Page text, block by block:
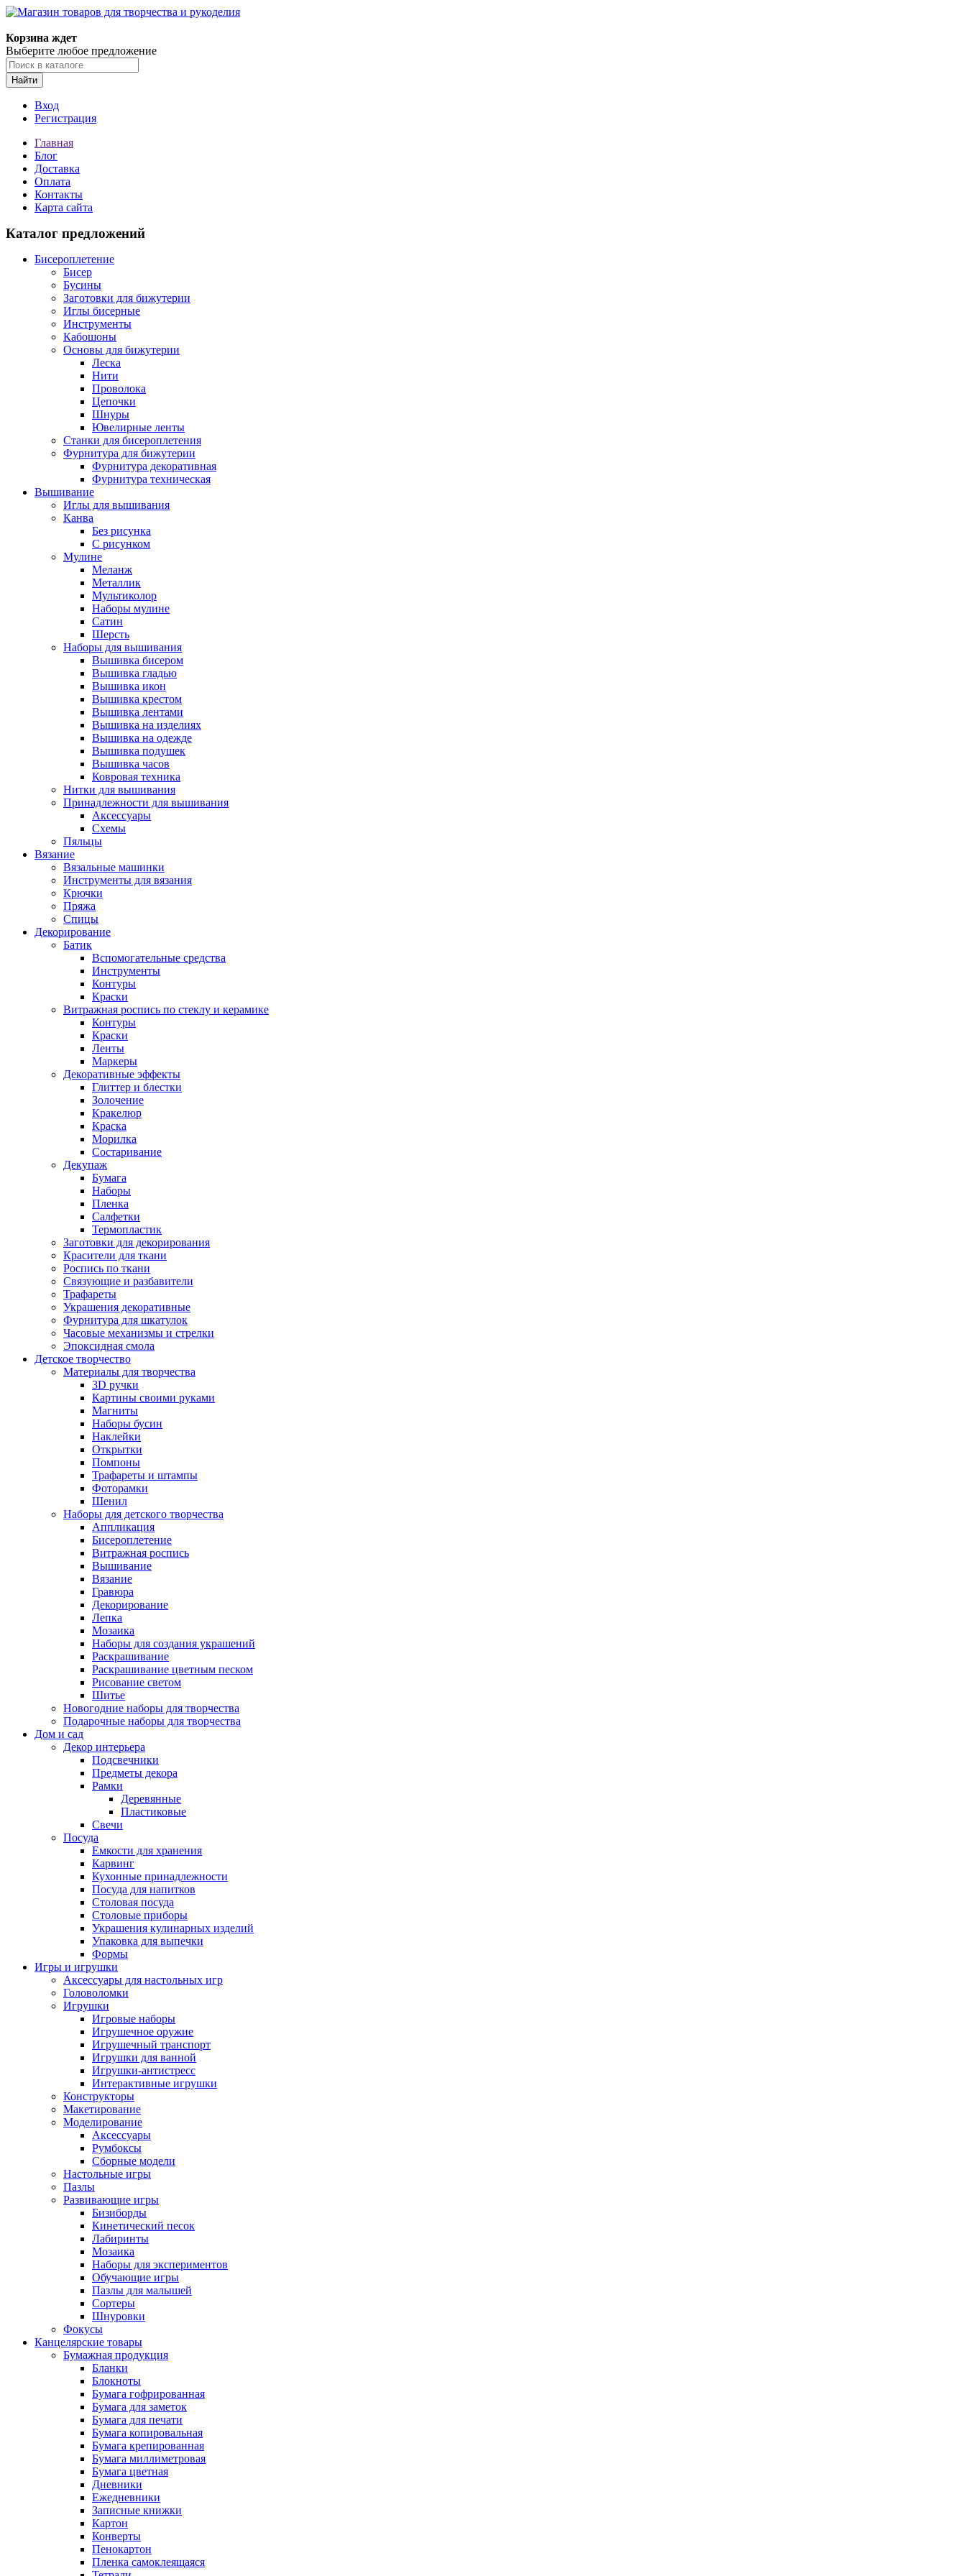
Корзина ждет
Выберите любое предложение
Найти
Вход
Регистрация
Главная
Блог
Доставка
Оплата
Контакты
Карта сайта
Каталог предложений
Бисероплетение
Бисер
Бусины
Заготовки для бижутерии
Иглы бисерные
Инструменты
Кабошоны
Основы для бижутерии
Леска
Нити
Проволока
Цепочки
Шнуры
Ювелирные ленты
Станки для бисероплетения
Фурнитура для бижутерии
Фурнитура декоративная
Фурнитура техническая
Вышивание
Иглы для вышивания
Канва
Без рисунка
С рисунком
Мулине
Меланж
Металлик
Мультиколор
Наборы мулине
Сатин
Шерсть
Наборы для вышивания
Вышивка бисером
Вышивка гладью
Вышивка икон
Вышивка крестом
Вышивка лентами
Вышивка на изделиях
Вышивка на одежде
Вышивка подушек
Вышивка часов
Ковровая техника
Нитки для вышивания
Принадлежности для вышивания
Аксессуары
Схемы
Пяльцы
Вязание
Вязальные машинки
Инструменты для вязания
Крючки
Пряжа
Спицы
Декорирование
Батик
Вспомогательные средства
Инструменты
Контуры
Краски
Витражная роспись по стеклу и керамике
Контуры
Краски
Ленты
Маркеры
Декоративные эффекты
Глиттер и блестки
Золочение
Кракелюр
Краска
Морилка
Состаривание
Декупаж
Бумага
Наборы
Пленка
Салфетки
Термопластик
Заготовки для декорирования
Красители для ткани
Роспись по ткани
Связующие и разбавители
Трафареты
Украшения декоративные
Фурнитура для шкатулок
Часовые механизмы и стрелки
Эпоксидная смола
Детское творчество
Материалы для творчества
3D ручки
Картины своими руками
Магниты
Наборы бусин
Наклейки
Открытки
Помпоны
Трафареты и штампы
Фоторамки
Шенил
Наборы для детского творчества
Аппликация
Бисероплетение
Витражная роспись
Вышивание
Вязание
Гравюра
Декорирование
Лепка
Мозаика
Наборы для создания украшений
Раскрашивание
Раскрашивание цветным песком
Рисование светом
Шитье
Новогодние наборы для творчества
Подарочные наборы для творчества
Дом и сад
Декор интерьера
Подсвечники
Предметы декора
Рамки
Деревянные
Пластиковые
Свечи
Посуда
Емкости для хранения
Карвинг
Кухонные принадлежности
Посуда для напитков
Столовая посуда
Столовые приборы
Украшения кулинарных изделий
Упаковка для выпечки
Формы
Игры и игрушки
Аксессуары для настольных игр
Головоломки
Игрушки
Игровые наборы
Игрушечное оружие
Игрушечный транспорт
Игрушки для ванной
Игрушки-антистресс
Интерактивные игрушки
Конструкторы
Макетирование
Моделирование
Аксессуары
Румбоксы
Сборные модели
Настольные игры
Пазлы
Развивающие игры
Бизиборды
Кинетический песок
Лабиринты
Мозаика
Наборы для экспериментов
Обучающие игры
Пазлы для малышей
Сортеры
Шнуровки
Фокусы
Канцелярские товары
Бумажная продукция
Бланки
Блокноты
Бумага гофрированная
Бумага для заметок
Бумага для печати
Бумага копировальная
Бумага крепированная
Бумага миллиметровая
Бумага цветная
Дневники
Ежедневники
Записные книжки
Картон
Конверты
Пенокартон
Пленка самоклеящаяся